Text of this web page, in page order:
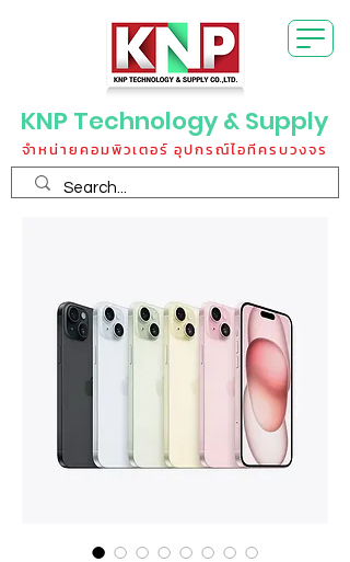
KNP Technology & Supply
จำหน่ายคอมพิวเตอร์ อุปกรณ์ไอทีครบวงจร